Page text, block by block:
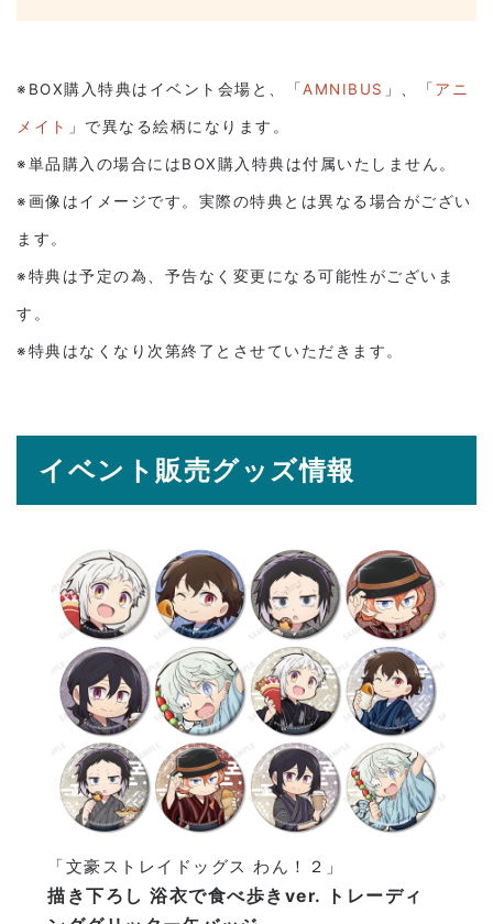
※BOX購入特典はイベント会場と、「AMNIBUS 」、「 アニ
メイト 」で異なる絵柄になります。
※単品購入の場合にはBOX購入特典は付属いたしません。
※画像はイメージです。実際の特典とは異なる場合がござい
ます。
※特典は予定の為、予告なく変更になる可能性がございま
す。
※特典はなくなり次第終了とさせていただきます。
イベント販売グッズ情報
描き下ろし 浴衣で食べ歩きver. トレーディ
「文豪ストレイドッグス わん！２」